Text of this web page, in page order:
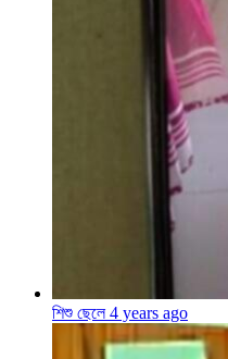
শিশু ছেলে 4 years ago